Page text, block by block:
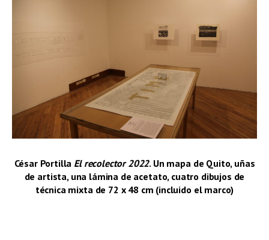
César Portilla El recolector 2022. Un mapa de Quito, uñas
de artista, una lámina de acetato, cuatro dibujos de
técnica mixta de 72 x 48 cm (incluido el marco)